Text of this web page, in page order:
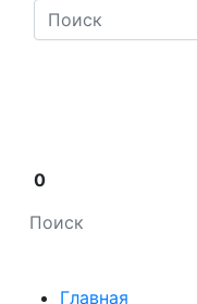
0
Главная